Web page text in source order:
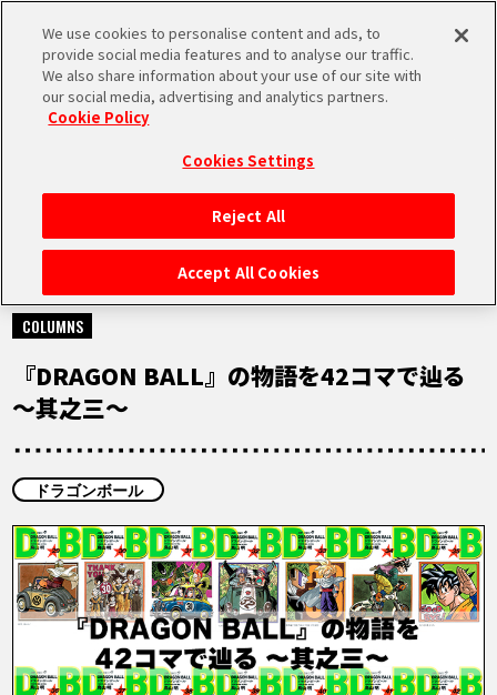
MEN
HOME
NEWS
RANKING
MOVIE
COLUMNS
ABOUT
LANGUAGE
NEWS
2025.12.04
COLUMNS
『DRAGON BALL』の物語を42コマで辿る
～其之三～
ドラゴンボール
We use cookies to personalise content and ads, to
provide social media features and to analyse our traffic.
We also share information about your use of our site with
our social media, advertising and analytics partners.
Cookie Policy
Cookies Settings
Reject All
Accept All Cookies